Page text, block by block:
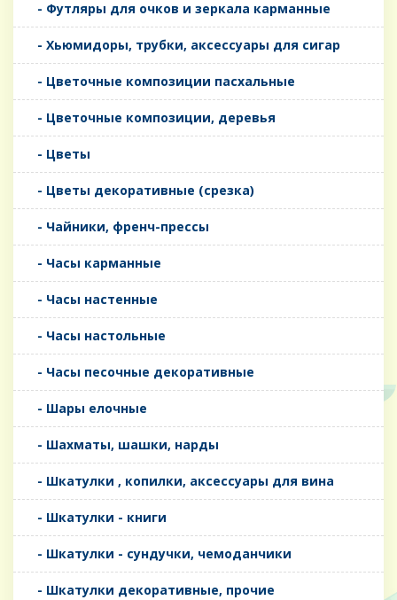
- Футляры для очков и зеркала карманные
- Хьюмидоры, трубки, аксессуары для сигар
- Цветочные композиции пасхальные
- Цветочные композиции, деревья
- Цветы
- Цветы декоративные (срезка)
- Чайники, френч-прессы
- Часы карманные
- Часы настенные
- Часы настольные
- Часы песочные декоративные
- Шары елочные
- Шахматы, шашки, нарды
- Шкатулки , копилки, аксессуары для вина
- Шкатулки - книги
- Шкатулки - сундучки, чемоданчики
- Шкатулки декоративные, прочие